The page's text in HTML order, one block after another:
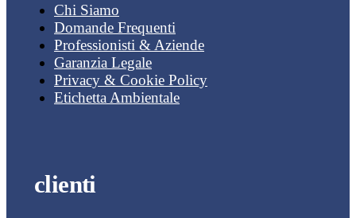
Chi Siamo
Domande Frequenti
Professionisti & Aziende
Garanzia Legale
Privacy & Cookie Policy
Etichetta Ambientale
clienti